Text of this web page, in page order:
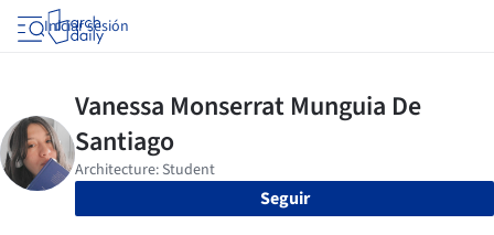
Iniciar sesión
Seguir